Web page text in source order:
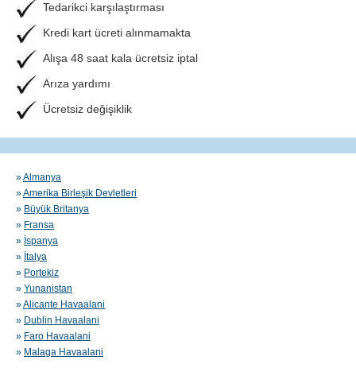
Tedarikci karşılaştırması
Kredi kart ücreti alınmamakta
Alışa 48 saat kala ücretsiz iptal
Arıza yardımı
Ücretsiz değişiklik
»Almanya
»Amerika Birleşik Devletleri
» Büyük Britanya
» Fransa
» İspanya
» İtalya
» Portekiz
» Yunanistan
»Alicante Havaalani
» Dublin Havaalani
» Faro Havaalani
» Malaga Havaalani